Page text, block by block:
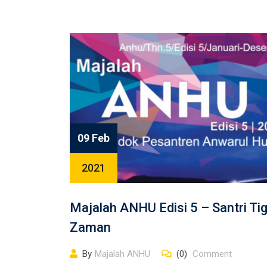
09 Feb
2021
Majalah ANHU Edisi 5 – Santri
Zaman
By Majalah ANHU (0) Comment